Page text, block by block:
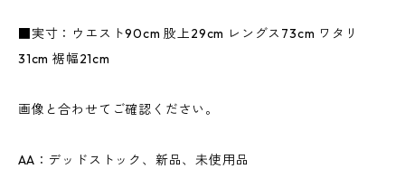
■実寸：ウエスト90cm 股上29cm レングス73cm ワタリ
31cm 裾幅21cm
画像と合わせてご確認ください。
AA：デッドストック、新品、未使用品